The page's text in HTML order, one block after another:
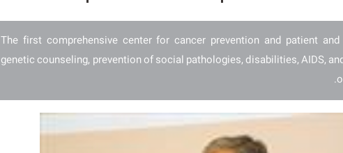
The first comprehensive center for cancer prevention and patient
genetic counseling, prevention of social pathologies, disabilities, AIDS,